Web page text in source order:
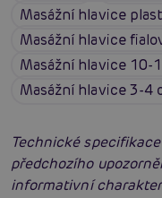
Masážní hlavice
Masážní hlavice
Masážní hlavice 10-
Masážní hlavice 3-4
Technické
předchozího
informativní